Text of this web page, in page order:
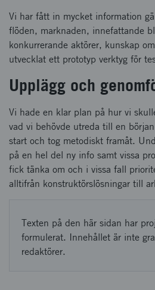
Vi har fått in mycket information
flöden, marknaden, innefattande
konkurrerande aktörer, kunskap
utvecklat ett prototyp verktyg för
Upplägg och
Vi hade en klar plan på hur vi
vad vi behövde utreda till en
start och tog metodiskt framåt.
på en hel del ny info samt vissa
fick tänka om och i vissa fall
alltifrån konstruktörslösningar till
Texten på den här sidan har
formulerat. Innehållet är inte
redaktörer.